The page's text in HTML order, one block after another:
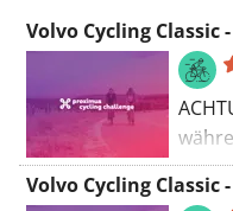
Volvo Cycling Classic
Cyclo
und
Volvo Cycling Classic